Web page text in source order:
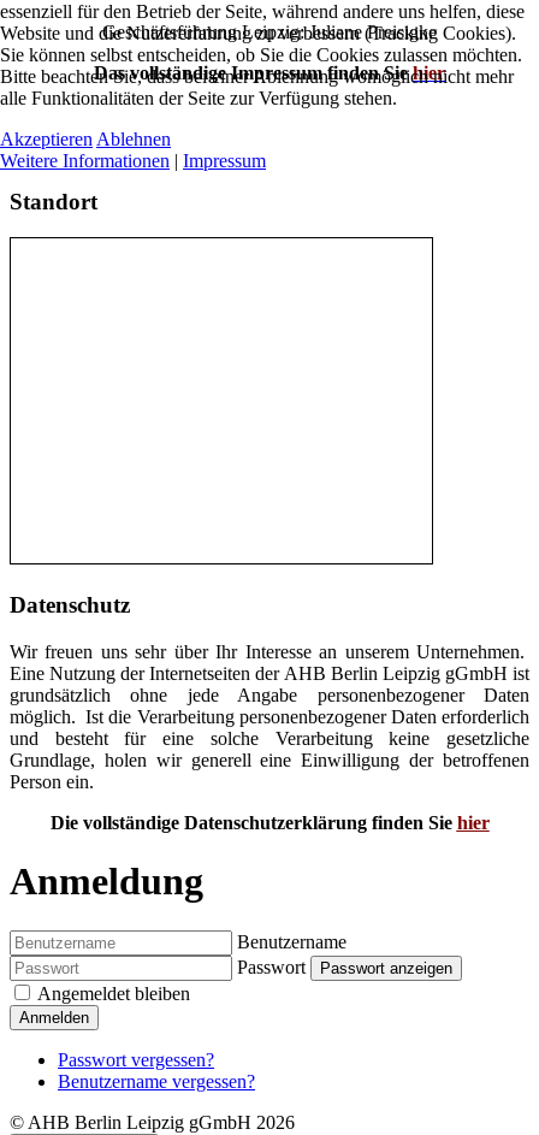
Geschäftsführung Leipzig: Juliane Preisigke
Das vollständige Impressum finden Siehier
Standort
Datenschutz
Wir freuen uns sehr über Ihr Interesse an unserem Unternehmen.
Eine Nutzung der Internetseiten der AHB Berlin Leipzig gGmbH ist
grundsätzlich ohne jede Angabe personenbezogener Daten
möglich. Ist die Verarbeitung personenbezogener Daten erforderlich
und besteht für eine solche Verarbeitung keine gesetzliche
Grundlage, holen wir generell eine Einwilligung der betroffenen
Person ein.
Die vollständige Datenschutzerklärung finden Sie hier
Anmeldung
Benutzername
Passwort
Passwort anzeigen
Angemeldet bleiben
Anmelden
Passwort vergessen?
Benutzername vergessen?
© AHB Berlin Leipzig gGmbH 2026
essenziell für den Betrieb der Seite, während andere uns helfen, diese
Website und die Nutzererfahrung zu verbessern (Tracking Cookies).
Sie können selbst entscheiden, ob Sie die Cookies zulassen möchten.
Bitte beachten Sie, dass bei einer Ablehnung womöglich nicht mehr
alle Funktionalitäten der Seite zur Verfügung stehen.
Akzeptieren Ablehnen
Weitere Informationen | Impressum